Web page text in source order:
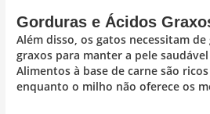
Gorduras e Ácidos
Além disso, os gatos necessitam
graxos para manter a pele
Alimentos à base de carne são
enquanto o milho não oferece os